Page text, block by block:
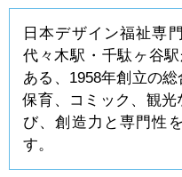
日本デザイン福祉専
代々木駅・千駄ヶ谷
ある、1958年創立の総
保育、コミック、観
び、創造力と専門性
す。